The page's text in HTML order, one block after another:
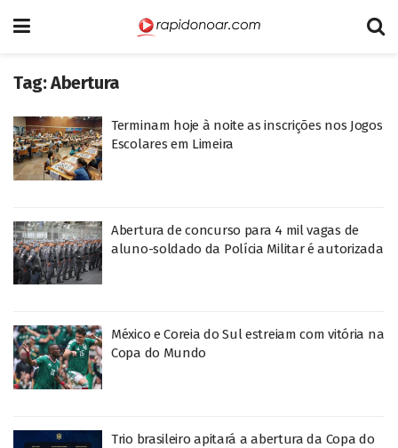
Tag:Abertura
Terminam hoje à noite as inscrições nos Jogos
Escolares em Limeira
Abertura de concurso para 4 mil vagas de
aluno-soldado da Polícia Militar é autorizada
México e Coreia do Sul estreiam com vitória na
Copa do Mundo
Trio brasileiro apitará a abertura da Copa do